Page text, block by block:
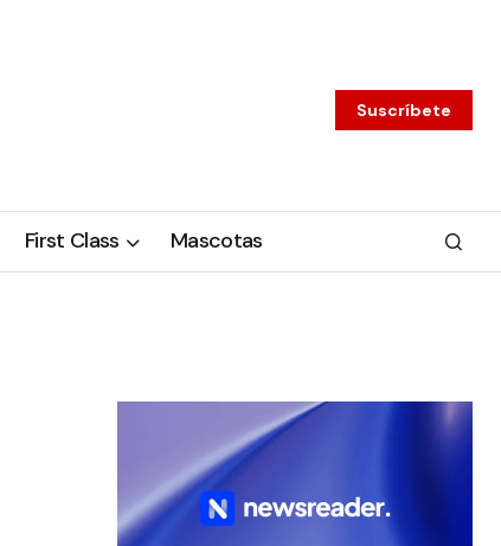
Suscríbete
First Class Mascotas